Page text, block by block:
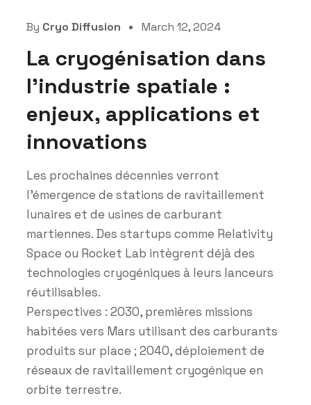
By Cryo Diffusion March 12, 2024
La cryogénisation dans
l’industrie spatiale :
enjeux, applications et
innovations
Les prochaines décennies verront
l’émergence de stations de ravitaillement
lunaires et de usines de carburant
martiennes. Des startups comme Relativity
Space ou Rocket Lab intègrent déjà des
technologies cryogéniques à leurs lanceurs
réutilisables.
Perspectives : 2030, premières missions
habitées vers Mars utilisant des carburants
produits sur place ; 2040, déploiement de
réseaux de ravitaillement cryogénique en
orbite terrestre.